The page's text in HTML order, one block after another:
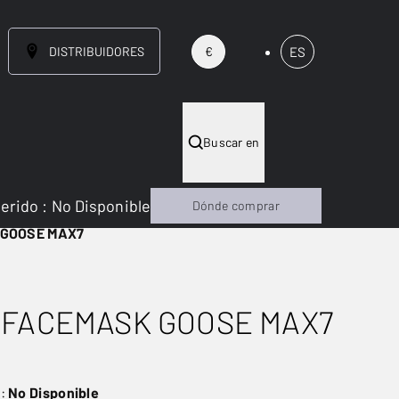
DISTRIBUIDORES € ES
Buscar en
MAX7
NUEVO
GOOSE MAX7
No Disponible
: No Disponible Dónde comprar